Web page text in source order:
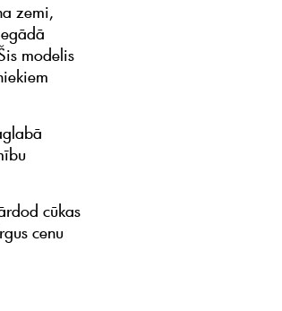
zemi,
modelis
cūkas
cenu